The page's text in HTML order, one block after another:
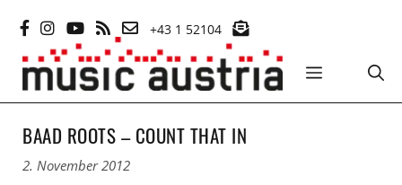
Inhalt
springen
+43 1 52104
MENÜ
BAAD ROOTS – COUNT THAT IN
2. November 2012